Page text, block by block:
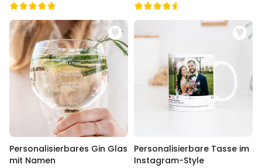
Personalisierbares Gin Glas
mit Namen
Personalisierbare Tasse im
Instagram-Style